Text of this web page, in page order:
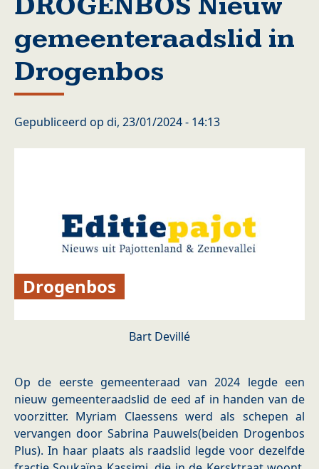
gemeenteraadslid in
Drogenbos
Gepubliceerd op di, 23/01/2024 - 14:13
Drogenbos
Bart Devillé
Op de eerste gemeenteraad van 2024 legde een
nieuw gemeenteraadslid de eed af in handen van de
voorzitter. Myriam Claessens werd als schepen al
vervangen door Sabrina Pauwels(beiden Drogenbos
Plus). In haar plaats als raadslid legde voor dezelfde